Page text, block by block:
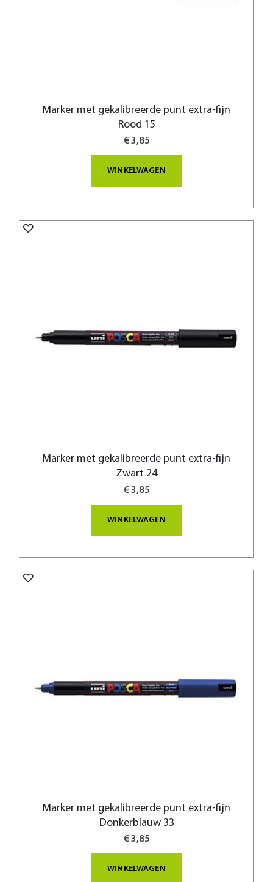
Marker met gekalibreerde punt extra-fijn
Rood 15
€ 3,85
WINKELWAGEN
Marker met gekalibreerde punt extra-fijn
Zwart 24
€ 3,85
WINKELWAGEN
Marker met gekalibreerde punt extra-fijn
Donkerblauw 33
€ 3,85
WINKELWAGEN